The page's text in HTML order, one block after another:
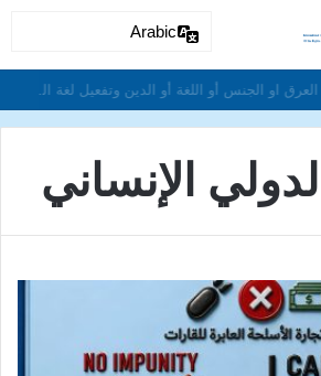
دون تمييز بسبب العرق او الجنس أو اللغة أو الدين وتفعيل لغة الحوار والتعايش السلمي ونبذ العنف والتطرف والتمييز العنصري
الإنساني
Arabic